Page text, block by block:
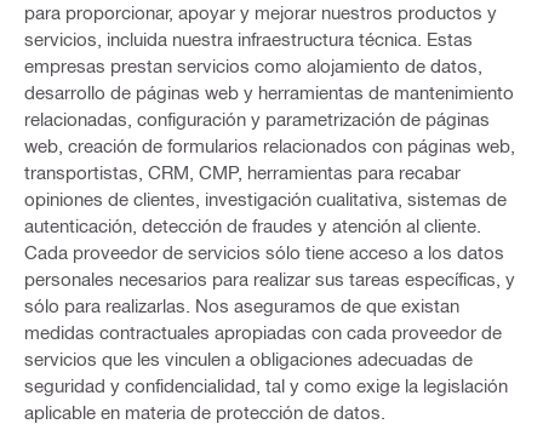
para proporcionar, apoyar y mejorar nuestros productos y
servicios, incluida nuestra infraestructura técnica. Estas
empresas prestan servicios como alojamiento de datos,
desarrollo de páginas web y herramientas de mantenimiento
relacionadas, configuración y parametrización de páginas
web, creación de formularios relacionados con páginas web,
transportistas, CRM, CMP, herramientas para recabar
opiniones de clientes, investigación cualitativa, sistemas de
autenticación, detección de fraudes y atención al cliente.
Cada proveedor de servicios sólo tiene acceso a los datos
personales necesarios para realizar sus tareas específicas, y
sólo para realizarlas. Nos aseguramos de que existan
medidas contractuales apropiadas con cada proveedor de
servicios que les vinculen a obligaciones adecuadas de
seguridad y confidencialidad, tal y como exige la legislación
aplicable en materia de protección de datos.